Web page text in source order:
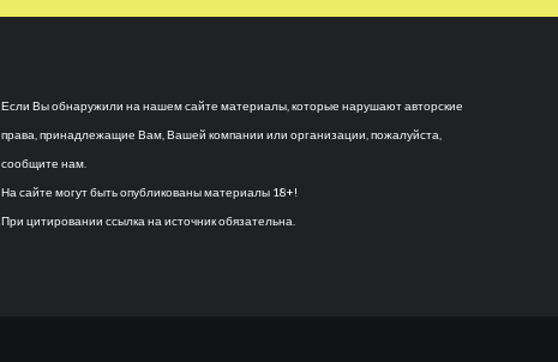
Если Вы обнаружили на нашем сайте материалы, которые нарушают авторские
права, принадлежащие Вам, Вашей компании или организации, пожалуйста,
сообщите нам.
На сайте могут быть опубликованы материалы 18+!
При цитировании ссылка на источник обязательна.